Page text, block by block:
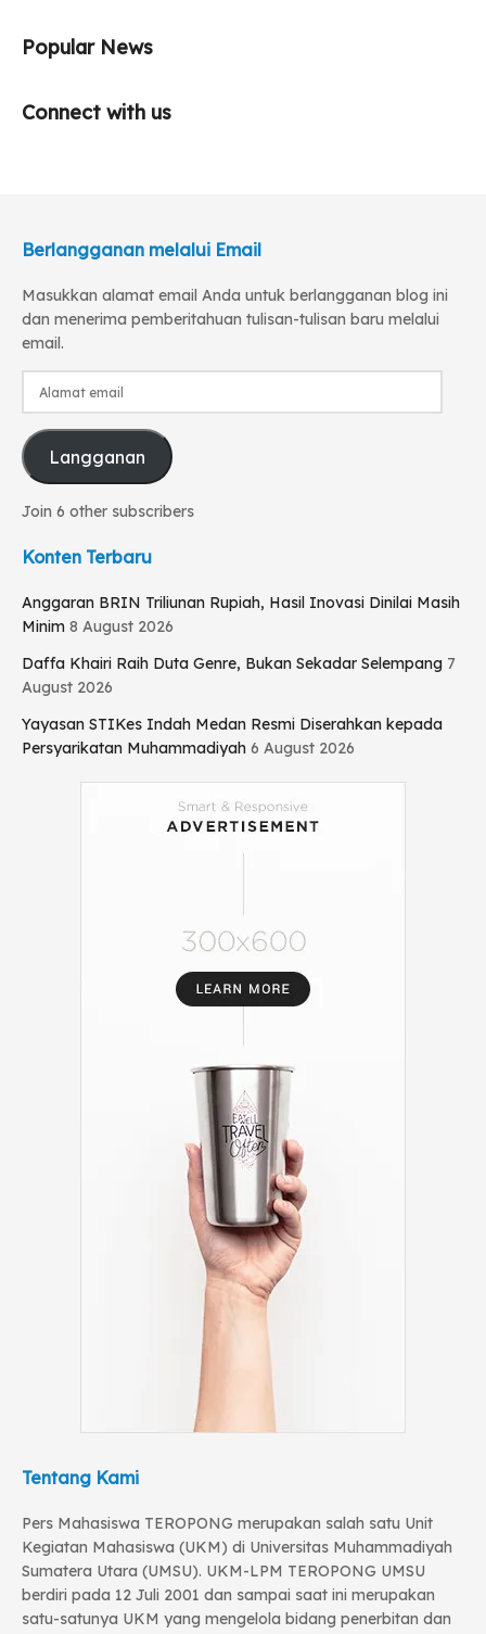
Popular News
Connect with us
Berlangganan melalui Email
Masukkan alamat email Anda untuk berlangganan blog ini
dan menerima pemberitahuan tulisan-tulisan baru melalui
email.
Langganan
Join 6 other subscribers
Konten Terbaru
Anggaran BRIN Triliunan Rupiah, Hasil Inovasi Dinilai Masih
Minim 8 August 2026
Daffa Khairi Raih Duta Genre, Bukan Sekadar Selempang 7
August 2026
Yayasan STIKes Indah Medan Resmi Diserahkan kepada
Persyarikatan Muhammadiyah 6 August 2026
Tentang Kami
Pers Mahasiswa TEROPONG merupakan salah satu Unit
Kegiatan Mahasiswa (UKM) di Universitas Muhammadiyah
Sumatera Utara (UMSU). UKM-LPM TEROPONG UMSU
berdiri pada 12 Juli 2001 dan sampai saat ini merupakan
satu-satunya UKM yang mengelola bidang penerbitan dan